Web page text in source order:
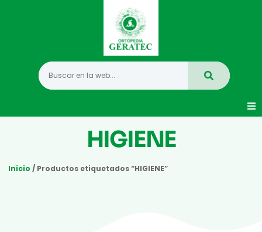
Hogar
HIGIENE
Inicio / Productos etiquetados “HIGIENE”